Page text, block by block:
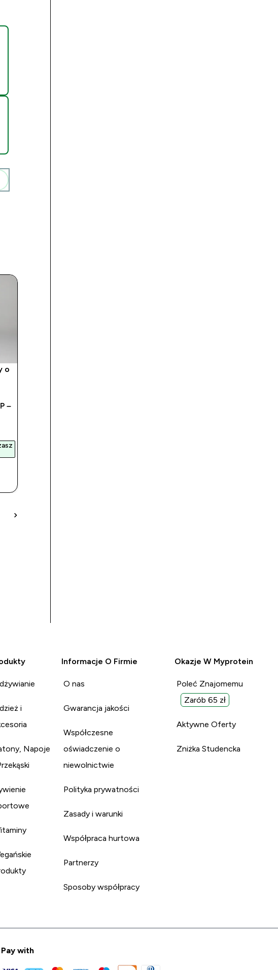
Rest Day MP – granatowa - XXS
Basics MP – czarna - XS
o
–
price
i
Napoje
Informacje O Firmie
O nas
Gwarancja jakości
Współczesne
oświadczenie o
niewolnictwie
Polityka prywatności
Zasady i warunki
Współpraca hurtowa
Partnerzy
Sposoby współpracy
Okazje W Myprotein
Poleć Znajomemu
Zarób 65 zł
Aktywne Oferty
Zniżka Studencka
Pay with